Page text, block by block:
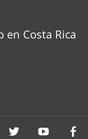
en Costa Rica